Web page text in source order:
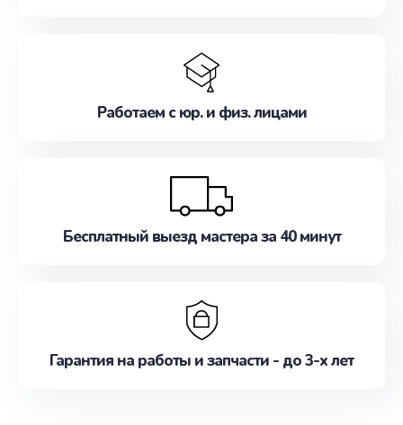
Работаем с юр. и физ. лицами
Бесплатный выезд мастера за 40 минут
Гарантия на работы и запчасти - до 3-х лет